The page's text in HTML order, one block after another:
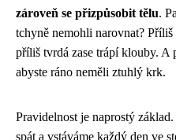
zároveň se přizpůsobit tělu.
tchyně nemohli narovnat? Příliš
příliš tvrdá zase trápí klouby. A
abyste ráno neměli ztuhlý krk.
Pravidelnost je naprostý
spát a vstáváme každý den ve